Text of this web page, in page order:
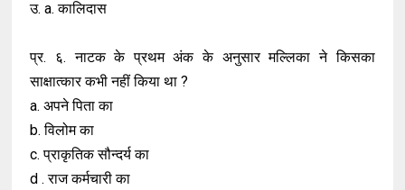
उ. a. कालिदास
प्र. ६. नाटक के प्रथम अंक के अनुसार मल्लिका ने किसका
साक्षात्कार कभी नहीं किया था ?
a. अपने पिता का
b. विलोम का
c. प्राकृतिक सौन्दर्य का
d . राज कर्मचारी का